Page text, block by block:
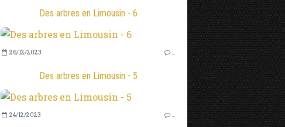
Des arbres en Limousin - 6
26/12/2023 …
Des arbres en Limousin - 5
24/12/2023 …